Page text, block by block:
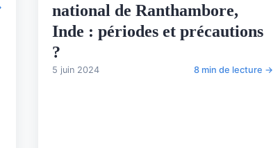
national de Ranthambore,
Inde : périodes et précautions
?
5 juin 2024 8 min de lecture →